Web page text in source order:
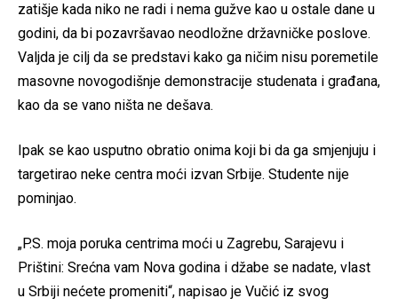
zatišje kada niko ne radi i nema gužve kao u ostale dane u
godini, da bi pozavršavao neodložne državničke poslove.
Valjda je cilj da se predstavi kako ga ničim nisu poremetile
masovne novogodišnje demonstracije studenata i građana,
kao da se vano ništa ne dešava.
Ipak se kao usputno obratio onima koji bi da ga smjenjuju i
targetirao neke centra moći izvan Srbije. Studente nije
pominjao.
„P.S. moja poruka centrima moći u Zagrebu, Sarajevu i
Prištini: Srećna vam Nova godina i džabe se nadate, vlast
u Srbiji nećete promeniti“, napisao je Vučić iz svog